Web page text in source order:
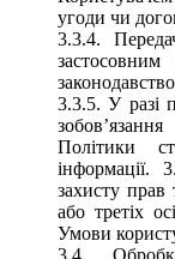
угоди чи
3.3.4.
3.3.5. У разі
Політики
інформації.
захисту прав
або третіх
Умови
3.4.